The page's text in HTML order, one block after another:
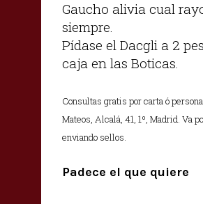
Gaucho alivia cual
siempre.
Pídase el Dacgli a 2
caja en las Boticas.
Consultas gratis por carta ó
Mateos, Alcalá, 41, 1º, Madrid. Va
enviando sellos.
Padece el que quiere